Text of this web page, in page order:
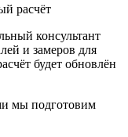
расчёт
консультант
и замеров для
будет обновлён
мы подготовим